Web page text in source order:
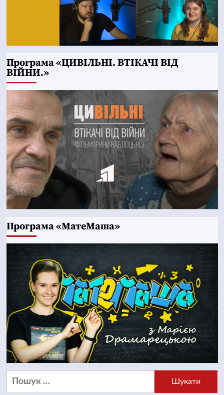
Програма «ЦИВІЛЬНІ. ВТІКАЧІ ВІД
ВІЙНИ.»
Програма «МатеМаша»
Пошук: